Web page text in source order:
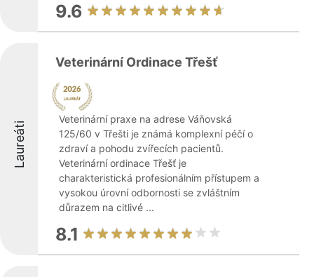
9.6
Laureáti
Veterinární Ordinace Třešť
Veterinární praxe na adrese Váňovská
125/60 v Třešti je známá komplexní péčí o
zdraví a pohodu zvířecích pacientů.
Veterinární ordinace Třešť je
charakteristická profesionálním přístupem a
vysokou úrovní odbornosti se zvláštním
důrazem na citlivé ...
8.1